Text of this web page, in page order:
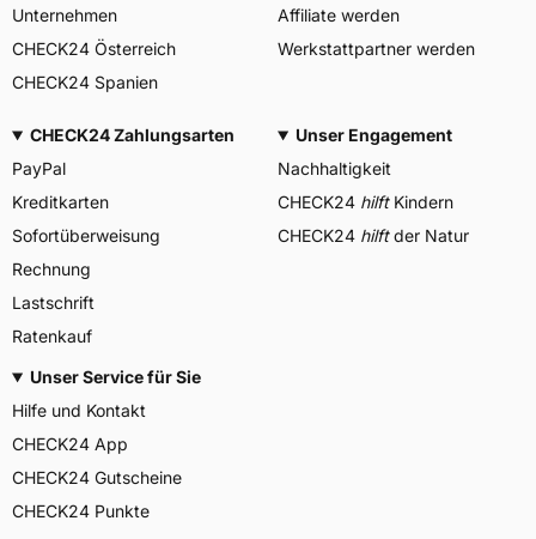
Unternehmen
CHECK24 Österreich
CHECK24 Spanien
Affiliate werden
Werkstattpartner werden
CHECK24 Zahlungsarten
PayPal
Kreditkarten
Sofortüberweisung
Rechnung
Lastschrift
Ratenkauf
Unser Engagement
Nachhaltigkeit
CHECK24 hilftKindern
CHECK24 hilftder Natur
Unser Service für Sie
Hilfe und Kontakt
CHECK24 App
CHECK24 Gutscheine
CHECK24 Punkte